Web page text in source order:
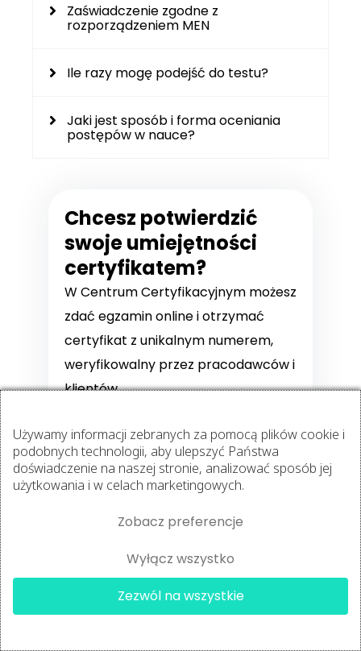
Zaświadczenie zgodne z
rozporządzeniem MEN
Ile razy mogę podejść do testu?
Jaki jest sposób i forma oceniania
postępów w nauce?
Chcesz potwierdzić
swoje umiejętności
certyfikatem?
W Centrum Certyfikacyjnym możesz
zdać egzamin online i otrzymać
certyfikat z unikalnym numerem,
weryfikowalny przez pracodawców i
klientów.
posiada unikalny numer i jest
weryfikowalny online
wymaga zdania egzaminu
centrumcertyfikacyjne.pl
Sprawdź dostępne
certyfikacje
Certyfikacja jest osobną usługą
Trener Przygotowania Motoryc...
Używamy informacji zebranych za pomocą plików cookie i
podobnych technologii, aby ulepszyć Państwa
doświadczenie na naszej stronie, analizować sposób jej
użytkowania i w celach marketingowych.
Zobacz preferencje
Wyłącz wszystko
Zezwól na wszystkie